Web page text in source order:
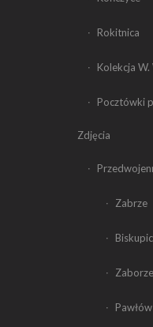
Rokitnica
Kolekcja
Pocztówki
Zdjęcia
Zabrze
Zaborze
Pawłów